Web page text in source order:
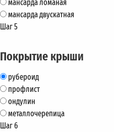
мансарда двускатная
Шаг 5
Покрытие крыши
рубероид
профлист
ондулин
металлочерепица
Шаг 6